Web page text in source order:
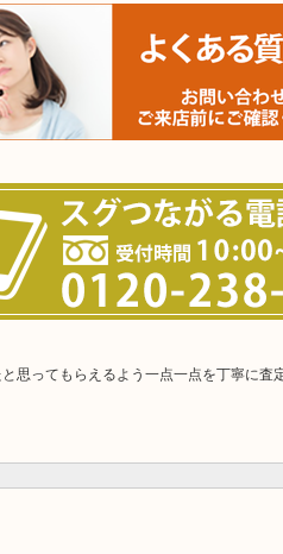
思ってもらえるよう一点一点を丁寧に査